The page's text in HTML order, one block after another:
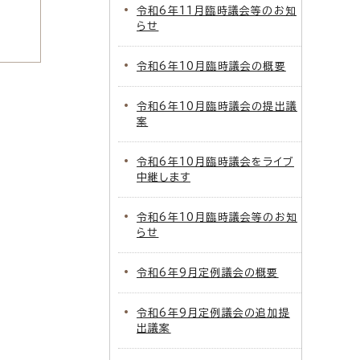
令和6年11月臨時議会等のお知
らせ
令和6年10月臨時議会の概要
令和6年10月臨時議会の提出議
案
令和6年10月臨時議会をライブ
中継します
令和6年10月臨時議会等のお知
らせ
令和6年9月定例議会の概要
令和6年9月定例議会の追加提
出議案